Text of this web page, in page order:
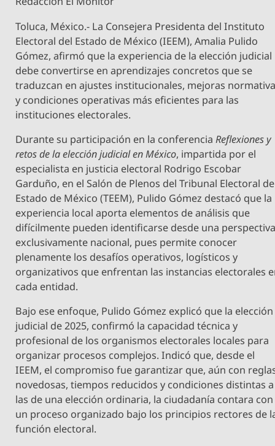
Toluca, México.- La Consejera Presidenta del Instituto
Electoral del Estado de México (IEEM), Amalia Pulido
Gómez, afirmó que la experiencia de la elección judicial
debe convertirse en aprendizajes concretos que se
traduzcan en ajustes institucionales, mejoras
y condiciones operativas más eficientes para las
instituciones electorales.
Durante su participación en la conferenciaReflexiones y
retos de la elección judicial en México, impartida por el
especialista en justicia electoral Rodrigo Escobar
Garduño, en el Salón de Plenos del Tribunal Electoral
Estado de México (TEEM), Pulido Gómez destacó que la
experiencia local aporta elementos de análisis que
difícilmente pueden identificarse desde una
exclusivamente nacional, pues permite conocer
plenamente los desafíos operativos, logísticos y
organizativos que enfrentan las instancias electorales
cada entidad.
Bajo ese enfoque, Pulido Gómez explicó que la elección
judicial de 2025, confirmó la capacidad técnica y
profesional de los organismos electorales locales para
organizar procesos complejos. Indicó que, desde el
IEEM, el compromiso fue garantizar que, aún con
novedosas, tiempos reducidos y condiciones distintas a
las de una elección ordinaria, la ciudadanía contara con
un proceso organizado bajo los principios rectores de
función electoral.